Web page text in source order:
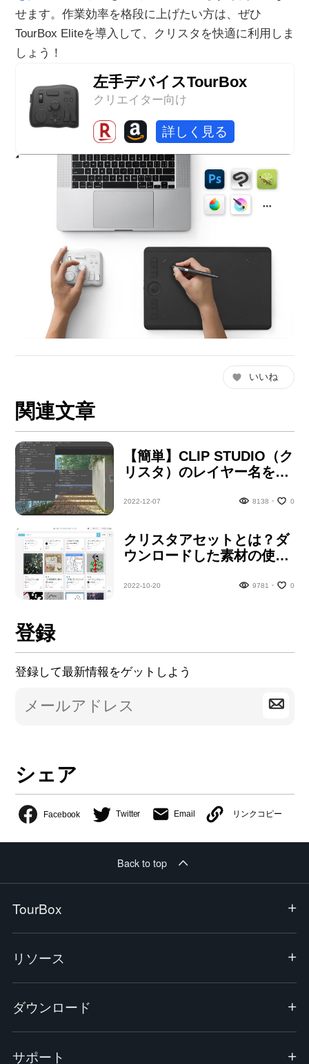
せます。作業効率を格段に上げたい方は、ぜひ
TourBox Eliteを導入して、クリスタを快適に利用しま
しょう！
左手デバイスTourBox
クリエイター向け
詳しく見る
いいね
関連文章
【簡単】CLIP STUDIO（ク
リスタ）のレイヤー名を変
2022-12-07 8138 0
クリスタアセットとは？ダ
ウンロードした素材の使い
2022-10-20 9781 0
登録
登録して最新情報をゲットしよう
シェア
Facebook Twitter Email リンクコピー
Back to top
TourBox
リソース
ダウンロード
サポート